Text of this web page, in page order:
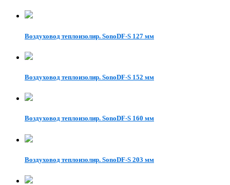
Воздуховод теплоизолир. SonoDF-S 127 мм
Воздуховод теплоизолир. SonoDF-S 152 мм
Воздуховод теплоизолир. SonoDF-S 160 мм
Воздуховод теплоизолир. SonoDF-S 203 мм